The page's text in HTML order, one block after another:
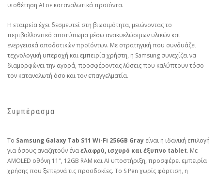
υιοθέτηση AI σε καταναλωτικά προϊόντα.
Η εταιρεία έχει δεσμευτεί στη βιωσιμότητα, μειώνοντας το
περιβαλλοντικό αποτύπωμα μέσω ανακυκλώσιμων υλικών και
ενεργειακά αποδοτικών προϊόντων. Με στρατηγική που συνδυάζει
τεχνολογική υπεροχή και εμπειρία χρήστη, η Samsung συνεχίζει να
διαμορφώνει την αγορά, προσφέροντας λύσεις που καλύπτουν τόσο
τον καταναλωτή όσο και τον επαγγελματία.
Συμπέρασμα
Το Samsung Galaxy Tab S11 Wi-Fi 256GB Gray είναι η ιδανική επιλογή
για όσους αναζητούν έναελαφρύ, ισχυρό και έξυπνο tablet. Με
AMOLED οθόνη 11″, 12GB RAM και AI υποστήριξη, προσφέρει εμπειρία
χρήσης που ξεπερνά τις προσδοκίες. Το S Pen χωρίς φόρτιση, η